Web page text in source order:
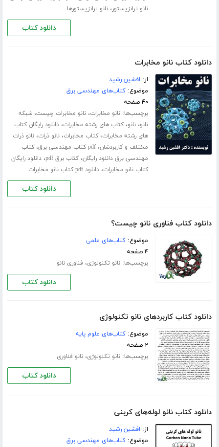
نانو ترانزیستور،نانو ترانزیستورها
دانلود کتاب
دانلود کتاب نانو مخابرات
از: افشین رشید
موضوع:کتاب‌های مهندسی برق
۴۰ صفحه
برچسب‌ها:نانو مخابرات،نانو مخابرات چیست،شبکه
نانو،نانو،کتاب های رشته مخابرات،دانلود رایگان کتاب
های رشته مخابرات،کتاب مخابرات،نانو ذرات،نانو ذرات
مختلف و کاربردشان،pdf کتاب مهندسی برق ،کتاب
مهندسی برق دانلود رایگان،کتاب برق pdf ،دانلود رایگان
کتاب نانو مخابرات،دانلود pdf کتاب نانو مخابرات
دانلود کتاب
دانلود کتاب فناوری نانو چیست؟
موضوع:کتاب‌های علمی
۴ صفحه
برچسب‌ها:نانو تکنولوژی، فناوری نانو
دانلود کتاب
دانلود کتاب کاربردهای نانو تکنولوژی
موضوع:کتاب‌های علوم پایه
۲ صفحه
برچسب‌ها:نانو تکنولوژی،نانو فناوری
دانلود کتاب
دانلود کتاب نانو لوله‌های کربنی
از: افشین رشید
موضوع:کتاب‌های مهندسی برق